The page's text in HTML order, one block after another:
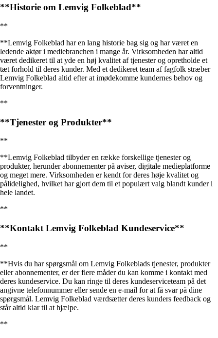
**Historie om Lemvig Folkeblad**
**
**Lemvig Folkeblad har en lang historie bag sig og har været en
ledende aktør i mediebranchen i mange år. Virksomheden har altid
været dedikeret til at yde en høj kvalitet af tjenester og opretholde et
tæt forhold til deres kunder. Med et dedikeret team af fagfolk stræber
Lemvig Folkeblad altid efter at imødekomme kundernes behov og
forventninger.
**
**Tjenester og Produkter**
**
**Lemvig Folkeblad tilbyder en række forskellige tjenester og
produkter, herunder abonnementer på aviser, digitale medieplatforme
og meget mere. Virksomheden er kendt for deres høje kvalitet og
pålidelighed, hvilket har gjort dem til et populært valg blandt kunder i
hele landet.
**
**Kontakt Lemvig Folkeblad Kundeservice**
**
**Hvis du har spørgsmål om Lemvig Folkeblads tjenester, produkter
eller abonnementer, er der flere måder du kan komme i kontakt med
deres kundeservice. Du kan ringe til deres kundeserviceteam på det
angivne telefonnummer eller sende en e-mail for at få svar på dine
spørgsmål. Lemvig Folkeblad værdsætter deres kunders feedback og
står altid klar til at hjælpe.
**